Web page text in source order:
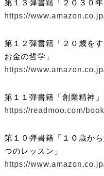
第１３弾書籍「２０３０
https://
第１２弾書籍「２０歳を
お金の哲学」
https://
第１１弾書籍「創業精神
https://readmoo.com/
第１０弾書籍「１０歳か
つのレッスン」
https://